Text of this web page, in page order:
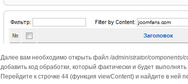
Далее вам необходимо открыть файл/administrator/components/
добавить код обработки, который фактически и будет выполнять
Перейдите к строчке 44 (функция viewContent) и найдите в ней